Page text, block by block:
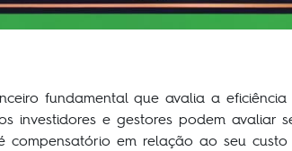
fundamental que avalia a
investidores e gestores podem avaliar
compensatório em relação ao seu